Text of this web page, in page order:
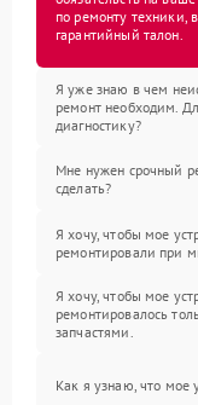
по ремонту техники,
гарантийный талон.
Я уже знаю в чем
ремонт необходим.
диагностику?
Мне нужен срочный
сделать?
Я хочу, чтобы мое
ремонтировали при
Я хочу, чтобы мое
ремонтировалось
запчастями.
Как я узнаю, что мое